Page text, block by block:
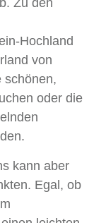
Zu den
Hochland
von
schönen,
oder die
kann aber
Egal, ob